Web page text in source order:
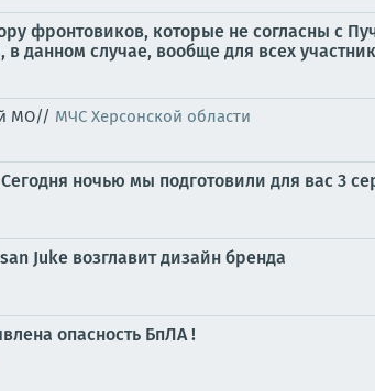
фронтовиков, которые не согласны с
данном случае, вообще для всех
МО// МЧС Херсонской области
ночью мы подготовили для вас 3
Juke возглавит дизайн бренда
опасность БпЛА !